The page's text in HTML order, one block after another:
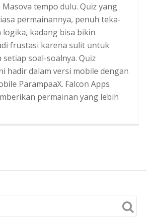
tempo dulu. Quiz yang
permainannya, penuh teka-
kadang bisa bikin
frustasi karena sulit untuk
setiap soal-soalnya. Quiz
hadir dalam versi mobile dengan
ParampaaX. Falcon Apps
permainan yang lebih